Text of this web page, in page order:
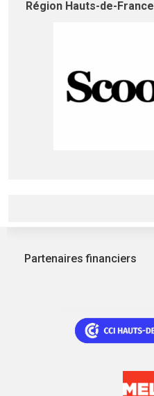
Région Hauts-de-France
Partenaires financiers